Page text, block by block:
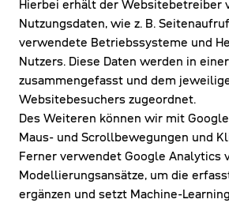
Hierbei erhält der Websitebetreiber
Nutzungsdaten, wie z. B.
verwendete Betriebssysteme und
Nutzers. Diese Daten werden in
zusammengefasst und dem
Websitebesuchers zugeordnet.
Des Weiteren können wir mit
Maus- und Scrollbewegungen und
Ferner verwendet Google Analytics
Modellierungsansätze, um die
ergänzen und setzt Machine-